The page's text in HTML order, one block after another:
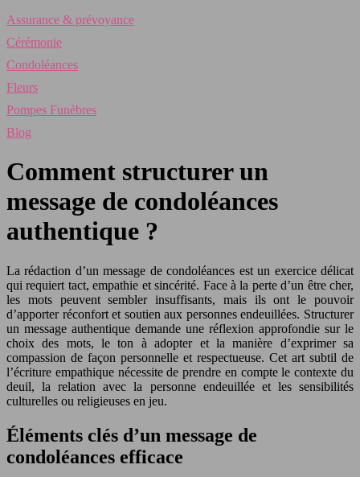
Assurance & prévoyance
Cérémonie
Condoléances
Fleurs
Pompes Funèbres
Blog
Comment structurer un
message de condoléances
authentique ?
La rédaction d’un message de condoléances est un exercice délicat
qui requiert tact, empathie et sincérité. Face à la perte d’un être cher,
les mots peuvent sembler insuffisants, mais ils ont le pouvoir
d’apporter réconfort et soutien aux personnes endeuillées. Structurer
un message authentique demande une réflexion approfondie sur le
choix des mots, le ton à adopter et la manière d’exprimer sa
compassion de façon personnelle et respectueuse. Cet art subtil de
l’écriture empathique nécessite de prendre en compte le contexte du
deuil, la relation avec la personne endeuillée et les sensibilités
culturelles ou religieuses en jeu.
Éléments clés d’un message de
condoléances efficace